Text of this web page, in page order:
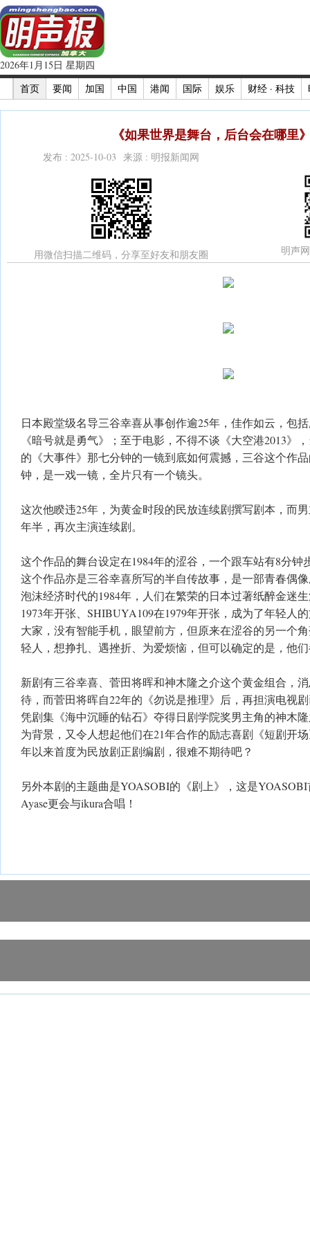
2026年1月15日 星期四
首页
要闻 加国 中国 港闻 国际 娱乐 财经 · 科技
《如果世界是舞台，后台会在哪里
发布 : 2025-10-03 来源 : 明报新闻网
用微信扫描二维码，分享至好友和朋友圈 明声
日本殿堂级名导三谷幸喜从事创作逾25年，佳作如云，包
《暗号就是勇气》；至于电影，不得不谈《大空港2013》
的《大事件》那七分钟的一镜到底如何震撼，三谷这个作
钟，是一戏一镜，全片只有一个镜头。
这次他睽违25年，为黄金时段的民放连续剧撰写剧本，而
年半，再次主演连续剧。
这个作品的舞台设定在1984年的涩谷，一个跟车站有8分
这个作品亦是三谷幸喜所写的半自传故事，是一部青春偶
泡沫经济时代的1984年，人们在繁荣的日本过著纸醉金迷
1973年开张、SHIBUYA109在1979年开张，成为了年轻人
大家，没有智能手机，眼望前方，但原来在涩谷的另一个
轻人，想挣扎、遇挫折、为爱烦恼，但可以确定的是，他
新剧有三谷幸喜、菅田将晖和神木隆之介这个黄金组合，
待，而菅田将晖自22年的《勿说是推理》后，再担演电视
凭剧集《海中沉睡的钻石》夺得日剧学院奖男主角的神木
为背景，又令人想起他们在21年合作的励志喜剧《短剧开
年以来首度为民放剧正剧编剧，很难不期待吧？
另外本剧的主题曲是YOASOBI的《剧上》，这是
Ayase更会与ikura合唱！